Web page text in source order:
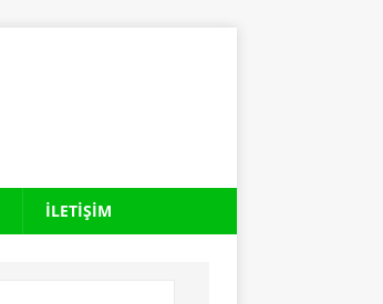
İLETIŞIM